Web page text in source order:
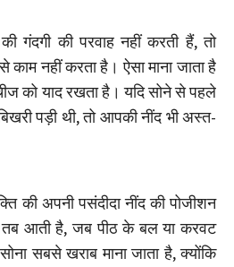
की परवाह नहीं करती हैं, तो
काम नहीं करता है। ऐसा माना जाता है
को याद रखता है। यदि सोने से पहले
पड़ी थी, तो आपकी नींद भी अस्त-
की अपनी पसंदीदा नींद की पोजीशन
तब आती है, जब पीठ के बल या करवट
सबसे खराब माना जाता है, क्योंकि